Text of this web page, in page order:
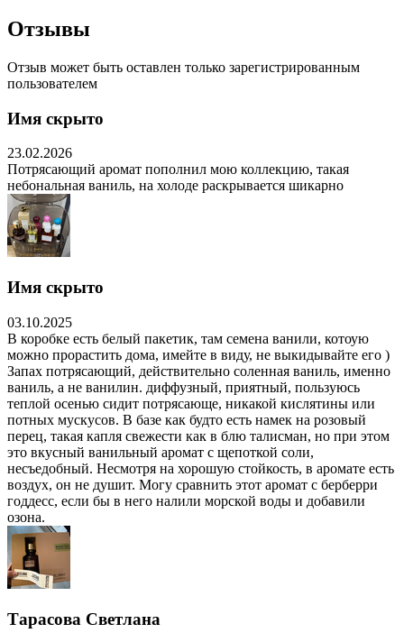
Отзывы
Отзыв может быть оставлен только зарегистрированным
пользователем
Имя скрыто
23.02.2026
Потрясающий аромат пополнил мою коллекцию, такая
небональная ваниль, на холоде раскрывается шикарно
Имя скрыто
03.10.2025
В коробке есть белый пакетик, там семена ванили, котоую
можно прорастить дома, имейте в виду, не выкидывайте его )
Запах потрясающий, действительно соленная ваниль, именно
ваниль, а не ванилин. диффузный, приятный, пользуюсь
теплой осенью сидит потрясающе, никакой кислятины или
потных мускусов. В базе как будто есть намек на розовый
перец, такая капля свежести как в блю талисман, но при этом
это вкусный ванильный аромат с щепоткой соли,
несъедобный. Несмотря на хорошую стойкость, в аромате есть
воздух, он не душит. Могу сравнить этот аромат с берберри
годдесс, если бы в него налили морской воды и добавили
озона.
Тарасова Светлана